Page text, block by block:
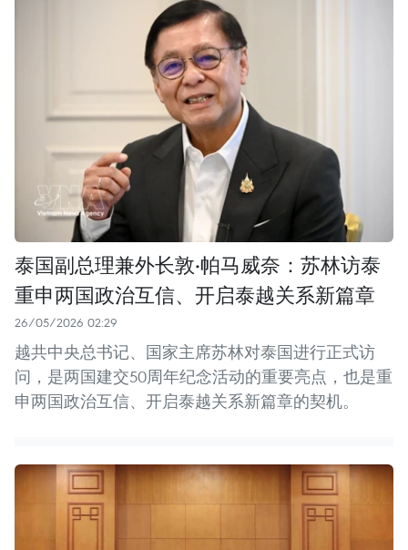
泰国副总理兼外长敦·帕马威奈：苏林访泰
重申两国政治互信、开启泰越关系新篇章
26/05/2026 02:29
越共中央总书记、国家主席苏林对泰国进行正式访
问，是两国建交50周年纪念活动的重要亮点，也是重
申两国政治互信、开启泰越关系新篇章的契机。